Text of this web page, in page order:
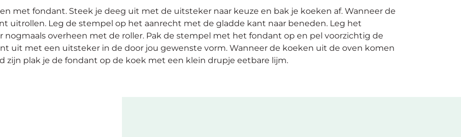
met fondant. Steek je deeg uit met de uitsteker naar keuze en bak je koeken af. Wanneer de
uitrollen. Leg de stempel op het aanrecht met de gladde kant naar beneden. Leg het
overheen met de roller. Pak de stempel met het fondant op en pel voorzichtig de
uit met een uitsteker in de door jou gewenste vorm. Wanneer de koeken uit de oven komen
zijn plak je de fondant op de koek met een klein drupje eetbare lijm.